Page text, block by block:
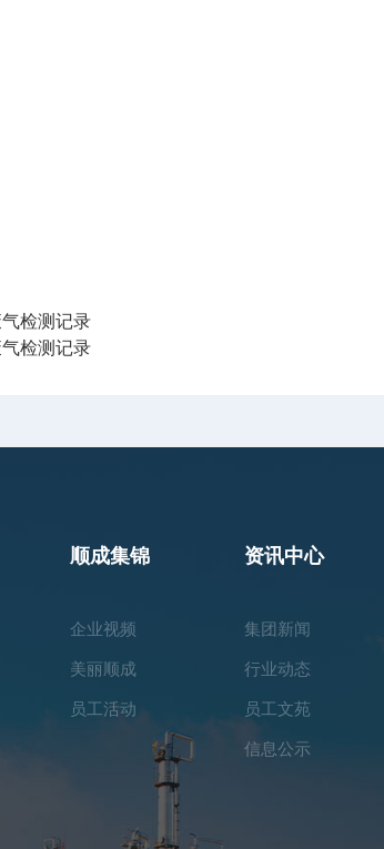
检测记录
检测记录
顺成集锦
企业视频
美丽顺成
员工活动
资讯中心
集团新闻
行业动态
员工文苑
信息公示